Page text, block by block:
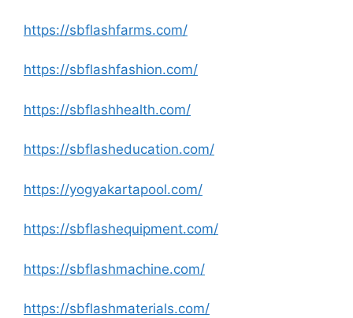
https://sbflashfarms.com/
https://sbflashfashion.com/
https://sbflashhealth.com/
https://sbflasheducation.com/
https://yogyakartapool.com/
https://sbflashequipment.com/
https://sbflashmachine.com/
https://sbflashmaterials.com/